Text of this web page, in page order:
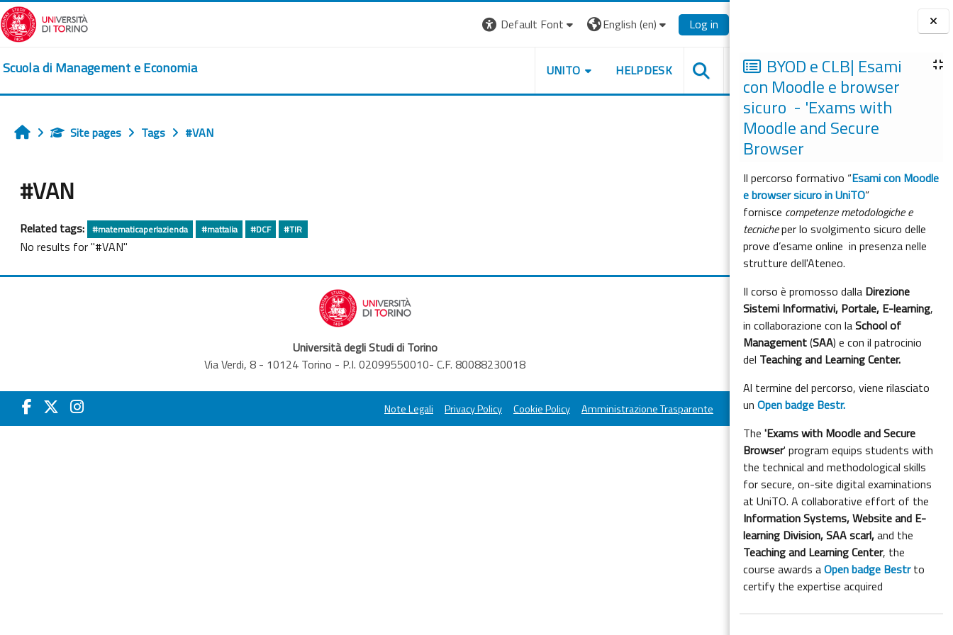
Skip to main content
BlocksBYOD e CLB| Esami
con Moodle e browser
sicuro - 'Exams with
Moodle and Secure
Browser
Il percorso formativo “Esami con Moodle
e browser sicuro in UniTO”
fornisce competenze metodologiche e
tecnicheper lo svolgimento sicuro delle
prove d’esame online in presenza nelle
strutture dell'Ateneo.
Il corso è promosso dalla Direzione
Sistemi Informativi, Portale, E-learning,
in collaborazione con laSchool of
Management(SAA) e con il patrocinio
del Teaching and Learning Center.
Al termine del percorso, viene rilasciato
unOpen badge Bestr.
The'Exams with Moodle and Secure
Browser' program equips students with
the technical and methodological skills
for secure, on-site digital examinations
at UniTO. A collaborative effort of the
Information Systems, Website and E-
learning Division,SAA scarl,and the
Teaching and Learning Center, the
course awards aOpen badge Bestrto
certify the expertise acquired
Default Font English ‎(en)‎ Log in
Scuola di Management e Economia UNITO HELPDESK
HomeSite pages Tags #VAN
#VAN
Related tags: #matematicaperlazienda #mattalia #DCF #TIR
No results for "#VAN"
Università degli Studi di Torino
Via Verdi, 8 - 10124 Torino - P.I. 02099550010- C.F. 80088230018
Note Legali Privacy Policy Cookie Policy Amministrazione Trasparente